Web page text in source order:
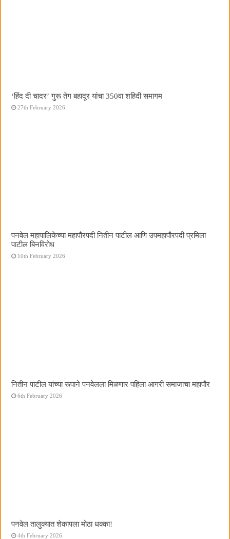
‘हिंद दी चादर’ गुरू तेग बहादूर यांचा 350वा शहिदी समागम
27th February 2026
पनवेल महापालिकेच्या महापौरपदी नितीन पाटील आणि उपमहापौरपदी प्रमिला
पाटील बिनविरोध
10th February 2026
नितीन पाटील यांच्या रूपाने पनवेलला मिळणार पहिला आगरी समाजाचा महापौर
6th February 2026
पनवेल तालुक्यात शेकापला मोठा धक्का!
4th February 2026